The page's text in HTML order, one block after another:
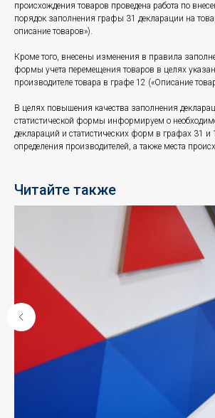
происхождения товаров проведена работа по
порядок заполнения графы 31 декларации на
описание товаров»).
Кроме того, внесены изменения в правила
формы учета перемещения товаров в целях
производителе товара в графе 12 («Описание
В целях повышения качества заполнения
статистической формы информируем о
деклараций и статистических форм в графах 31 и
определения производителей, а также места
Читайте также